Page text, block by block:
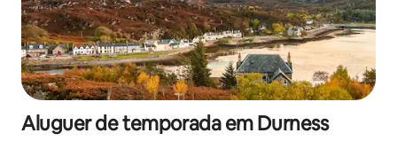
Aluguer de temporada em Durness